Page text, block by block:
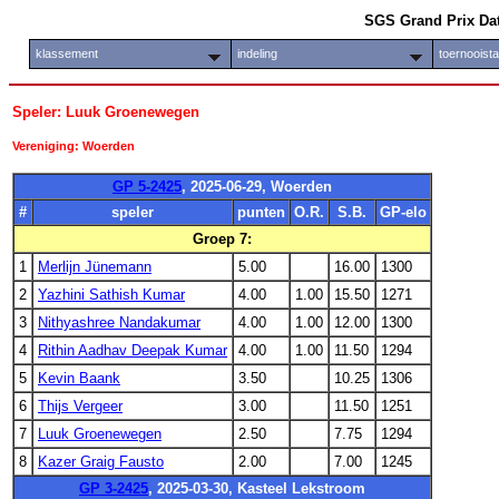
SGS Grand Prix
klassement indeling
Speler: Luuk Groenewegen
Vereniging: Woerden
GP 5-2425, 2025-06-29, Woerden
#
speler punten O.R. S.B.
GP-elo
Groep 7:
1
Merlijn Jünemann 5.00 16.00
1300
2
Yazhini Sathish Kumar 4.00 1.00 15.50
1271
3
Nithyashree Nandakumar 4.00 1.00 12.00
1300
4
Rithin Aadhav Deepak Kumar 4.00 1.00 11.50
1294
5
Kevin Baank 3.50 10.25
1306
6
Thijs Vergeer 3.00 11.50
1251
7
Luuk Groenewegen 2.50 7.75
1294
8
Kazer Graig Fausto 2.00 7.00
1245
GP 3-2425, 2025-03-30, Kasteel Lekstroom